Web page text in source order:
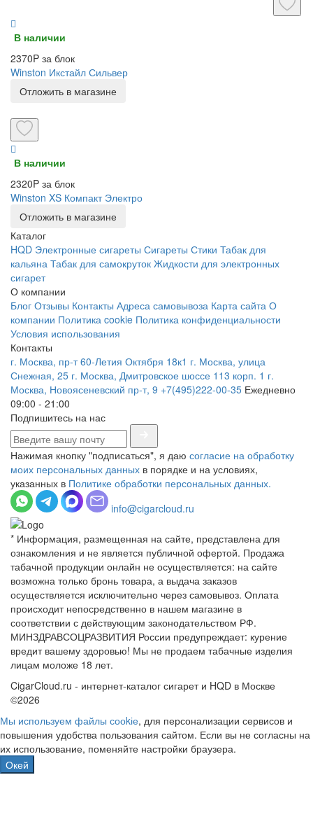
В наличии
2370P за блок
Winston Икстайл Сильвер
Отложить в магазине
В наличии
2320P за блок
Winston XS Компакт Электро
Отложить в магазине
Каталог
HQD Электронные сигареты Сигареты Стики Табак для
кальяна Табак для самокруток Жидкости для электронных
сигарет
О компании
Блог Отзывы Контакты Адреса самовывоза Карта сайта О
компании Политика cookie Политика конфиденциальности
Условия использования
Контакты
г. Москва, пр-т 60-Летия Октября 18к1 г. Москва, улица
Снежная, 25 г. Москва, Дмитровское шоссе 113 корп. 1 г.
Москва, Новоясеневский пр-т, 9 +7(495)222-00-35 Ежедневно
09:00 - 21:00
Подпишитесь на нас
Нажимая кнопку "подписаться", я даю согласие на обработку
моих персональных данных в порядке и на условиях,
указанных в Политике обработки персональных данных.
info@cigarcloud.ru
* Информация, размещенная на сайте, представлена для
ознакомления и не является публичной офертой. Продажа
табачной продукции онлайн не осуществляется: на сайте
возможна только бронь товара, а выдача заказов
осуществляется исключительно через самовывоз. Оплата
происходит непосредственно в нашем магазине в
соответствии с действующим законодательством РФ.
МИНЗДРАВСОЦРАЗВИТИЯ России предупреждает: курение
вредит вашему здоровью! Мы не продаем табачные изделия
лицам моложе 18 лет.
CigarCloud.ru - интернет-каталог сигарет и HQD в Москве
©2026
Мы используем файлы сооkіе, для персонализации сервисов и
повышения удобства пользования сайтом. Если вы не согласны на
их использование, поменяйте настройки браузера.
Окей